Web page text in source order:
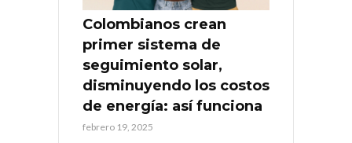
Colombianos crean
primer sistema de
seguimiento solar,
disminuyendo los costos
de energía: así funciona
febrero 19, 2025